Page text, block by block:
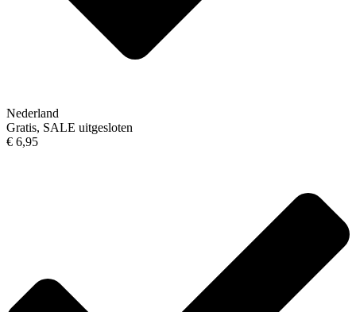
Nederland
Gratis, SALE uitgesloten
€ 6,95